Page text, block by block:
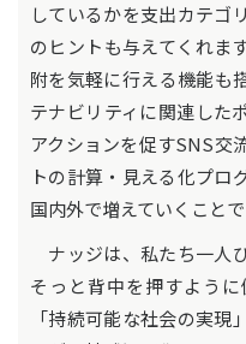
しているかを支出カテゴ
のヒントも与えてくれま
附を気軽に行える機能も
テナビリティに関連した
アクションを促すSNS交
トの計算・見える化プロ
国内外で増えていくことで
ナッジは、私たち一人
そっと背中を押すよう
「持続可能な社会の実